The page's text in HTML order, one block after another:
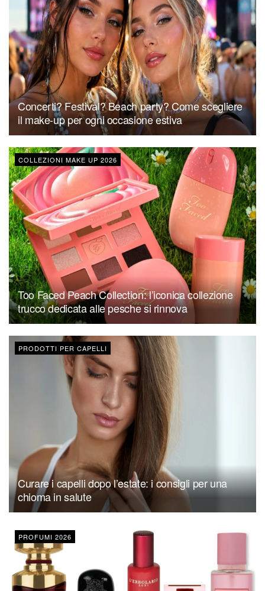
Concerti? Festival? Beach party? Come scegliere
il make-up per ogni occasione estiva
COLLEZIONI MAKE UP 2026
Too Faced Peach Collection: l’iconica collezione
trucco dedicata alle pesche si rinnova
PRODOTTI PER CAPELLI
Curare i capelli dopo l’estate: i consigli per una
chioma in salute
PROFUMI 2026